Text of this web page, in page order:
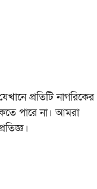
প্রতিটি নাগরিকের
পারে না। আমরা